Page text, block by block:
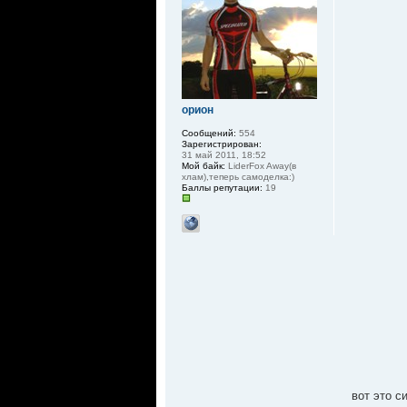
вот это
орион
Сообщений: 554
Зарегистрирован:
31 май 2011, 18:52
Мой байк: LiderFox Away(в
хлам),теперь самоделка:)
Баллы репутации: 19